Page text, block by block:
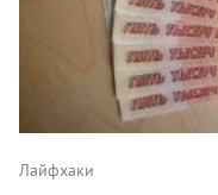
Лайфхаки